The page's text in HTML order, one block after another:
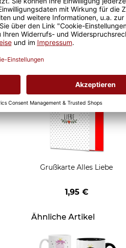
Geschenkverpackung
für Tassen - Frohe
Weihnachten - HO HO
HO - rot
2,95 €
Grußkarten zum
Grußkarte Alles Liebe
1,95 €
Ähnliche Artikel